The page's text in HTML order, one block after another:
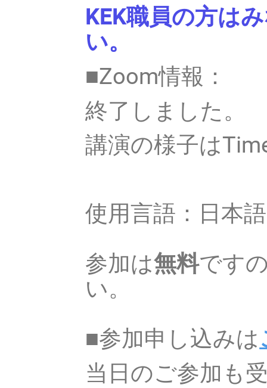
KEK職員の方は
い。
■Zoom情報：
終了しました。
講演の様子は
使用言語：日本語
参加は無料です
い。
■参加申し込みは
当日のご参加も